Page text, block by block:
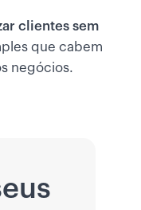
clientes sem
que cabem
negócios.